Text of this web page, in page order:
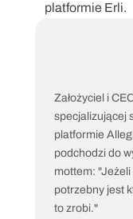
platformie Erli.
Założyciel i
specjalizującej
platformie
podchodzi do
mottem:
potrzebny jest
to zrobi."